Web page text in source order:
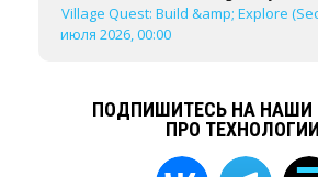
Village Quest: Build &amp; Explore
июля 2026, 00:00
ПОДПИШИТЕСЬ НА НАШИ
ПРО